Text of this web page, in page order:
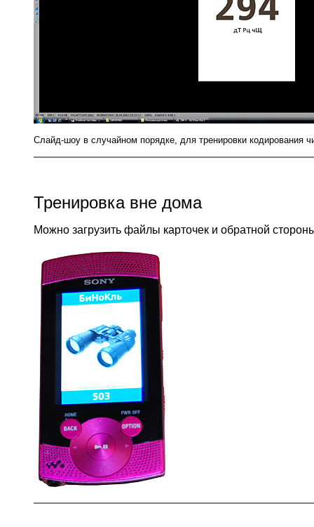
Слайд-шоу в случайном порядке, для тренировки кодирования
Тренировка вне дома
Можно загрузить файлы карточек и обратной